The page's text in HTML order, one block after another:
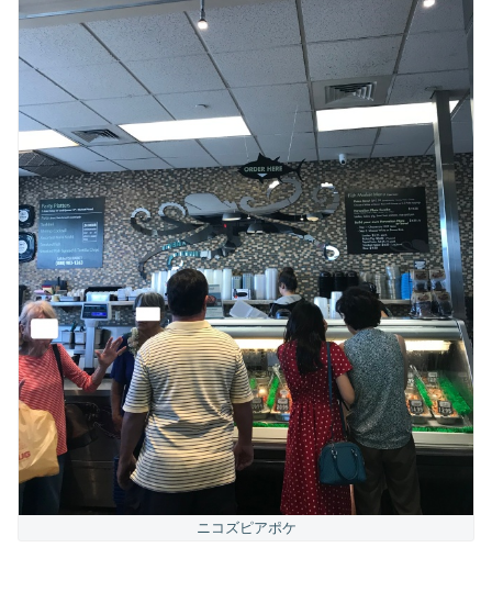
ニコズピアポケ